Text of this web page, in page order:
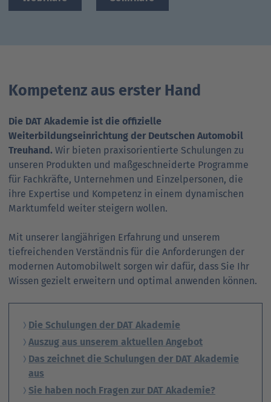
Ansprechpartner
navigation
Nachrichten
to
parent
navigation
Kompetenz aus erster Hand
Die DAT Akademie ist die offizielle
Weiterbildungseinrichtung der Deutschen Automobil
Treuhand. Wir bieten praxisorientierte Schulungen zu
unseren Produkten und maßgeschneiderte Programme
für Fachkräfte, Unternehmen und Einzelpersonen, die
ihre Expertise und Kompetenz in einem dynamischen
Marktumfeld weiter steigern wollen.
Mit unserer langjährigen Erfahrung und unserem
tiefreichenden Verständnis für die Anforderungen der
modernen Automobilwelt sorgen wir dafür, dass Sie Ihr
Wissen gezielt erweitern und optimal anwenden können.
Die Schulungen der DAT Akademie
Auszug aus unserem aktuellen Angebot
Das zeichnet die Schulungen der DAT Akademie
aus
Sie haben noch Fragen zur DAT Akademie?